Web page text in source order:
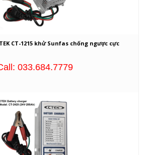
CT-1215 khử Sunfas chống ngược cực
033.684.7779